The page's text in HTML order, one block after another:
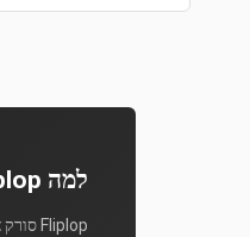
למה Fliplop?
Fliplop סורק אוטומטית מחירים מ-25+ חנויות לגו ישראליות מספר פעמים ביום.